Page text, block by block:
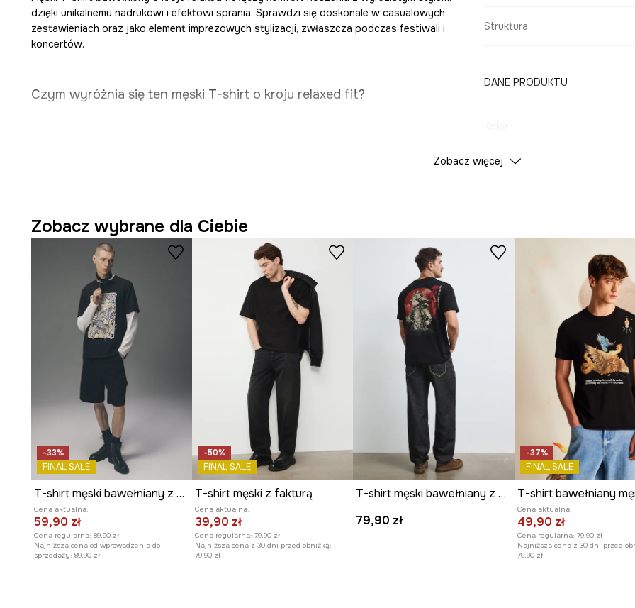
dzięki unikalnemu nadrukowi i efektowi sprania. Sprawdzi się doskonale w casualowych
zestawieniach oraz jako element imprezowych stylizacji, zwłaszcza podczas festiwali i
koncertów.
Czym wyróżnia się ten męski T-shirt o kroju relaxed fit?
Klasyczny krótki rękawsprawia, że koszulka jest uniwersalną bazą
stylizacji.
Okrągły dekoltpodkreśla ponadczasowy charakter, dodając komfortu.
Strukturasingle jersey
z efektem sprania nadaje koszulce modny,
swobodny wygląd.
Wyrazisty nadruk
z motywem muzycznym dodaje koszulce unikatowego
charakteru.
Struktura
DANE PRODUKTU
ID Produktu
Zobacz więcej
Zobacz wybrane dla Ciebie
-33%
FINAL SALE
T-shirt męski bawełniany z kolekcji Tattoo Art by Mattia Provezza
Cena aktualna:
59,90 zł
Cena regularna: 89,90 zł
Najniższa cena od wprowadzenia do
sprzedaży: 89,90 zł
-50%
FINAL SALE
T-shirt męski z fakturą
Cena aktualna:
39,90 zł
Cena regularna: 79,90 zł
Najniższa cena z 30 dni przed obniżką:
79,90 zł
T-shirt męski bawełniany z nadrukiem
79,90 zł
-37%
FINAL SALE
Cena aktualna:
49,90 zł
Cena regularna: 79,90 zł
Najniższa cena z 30 dni przed
79,90 zł